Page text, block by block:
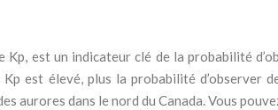
Kp, est un indicateur clé de la probabilité
Kp est élevé, plus la probabilité
aurores dans le nord du Canada. Vous